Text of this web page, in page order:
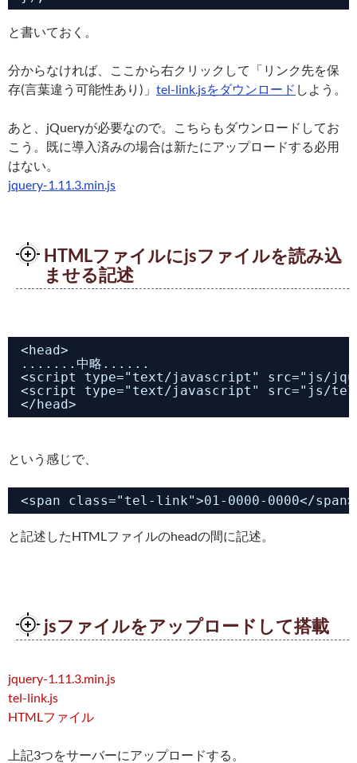
と書いておく。
分からなければ、ここから右クリックして「リンク先を保
存(言葉違う可能性あり)」 tel-link.jsをダウンロード しよう。
あと、jQueryが必要なので。こちらもダウンロードしてお
こう。既に導入済みの場合は新たにアップロードする必用
はない。
jquery-1.11.3.min.js
HTMLファイルにjsファイルを読み込
ませる記述
<head>
.......中略......
<script type="text/javascript" src="js/
<script type="text/javascript" src="js/
</head>
という感じで、
<span class="tel-link">01-0000-0000</span>
と記述したHTMLファイルのheadの間に記述。
jsファイルをアップロードして搭載
jquery-1.11.3.min.js
tel-link.js
HTMLファイル
上記3つをサーバーにアップロードする。